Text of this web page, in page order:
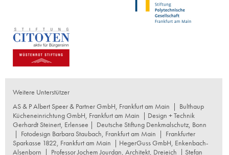
Weitere Unterstützer
AS & P Albert Speer & Partner GmbH, Frankfurt am Main | Bulthaup
Kücheneinrichtung GmbH, Frankfurt am Main | Design + Technik
Gerhardt Steinert, Erlensee | Deutsche Stiftung Denkmalschutz, Bonn
| Fotodesign Barbara Staubach, Frankfurt am Main | Frankfurter
Sparkasse 1822, Frankfurt am Main | HegerGuss GmbH, Enkenbach-
Alsenborn | Professor Jochem Jourdan, Architekt, Dreieich | Stefan